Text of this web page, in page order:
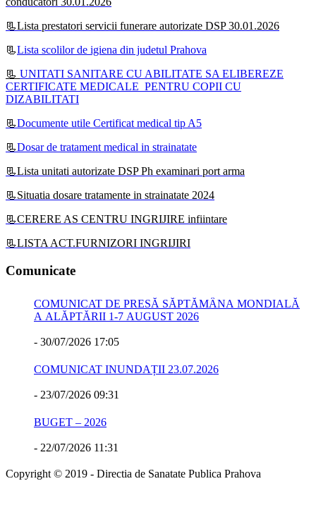
📃Lista prestatori servicii funerare autorizate DSP 30.01.2026
📃Lista scolilor de igiena din judetul Prahova
📃 UNITATI SANITARE CU ABILITATE SA ELIBEREZE
CERTIFICATE MEDICALE PENTRU COPII CU
DIZABILITATI
📃Documente utile Certificat medical tip A5
📃Dosar de tratament medical in strainatate
📃Lista unitati autorizate DSP Ph examinari port arma
📃Situatia dosare tratamente in strainatate 2024
📃CERERE AS CENTRU INGRIJIRE infiintare
📃LISTA ACT.FURNIZORI INGRIJIRI
Comunicate
COMUNICAT DE PRESĂ SĂPTĂMÂNA MONDIALĂ
A ALĂPTĂRII 1-7 AUGUST 2026
- 30/07/2026 17:05
COMUNICAT INUNDAȚII 23.07.2026
- 23/07/2026 09:31
BUGET – 2026
- 22/07/2026 11:31
Copyright © 2019 - Directia de Sanatate Publica Prahova